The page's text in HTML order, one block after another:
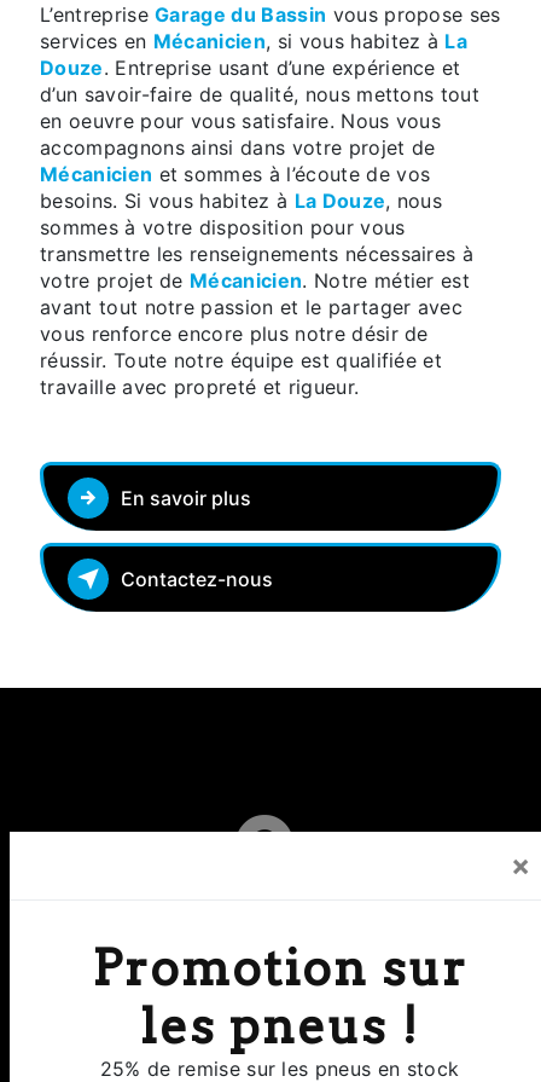
×
Promotion sur
les pneus !
25% de remise sur les pneus en stock
L’entrepriseGarage du Bassin vous propose ses
services en Mécanicien, si vous habitez à La
Douze. Entreprise usant d’une expérience et
d’un savoir-faire de qualité, nous mettons tout
en oeuvre pour vous satisfaire. Nous vous
accompagnons ainsi dans votre projet de
Mécanicien et sommes à l’écoute de vos
besoins. Si vous habitez à La Douze, nous
sommes à votre disposition pour vous
transmettre les renseignements nécessaires à
votre projet de Mécanicien. Notre métier est
avant tout notre passion et le partager avec
vous renforce encore plus notre désir de
réussir. Toute notre équipe est qualifiée et
travaille avec propreté et rigueur.
En savoir plus
Contactez-nous
Adresse
8 Rue Clermont de Piles 24000